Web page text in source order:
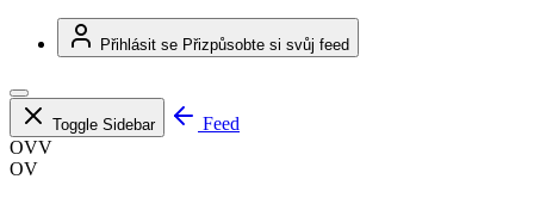
Přihlásit se Přizpůsobte si svůj feed
Toggle Sidebar
Feed
OVV
OV